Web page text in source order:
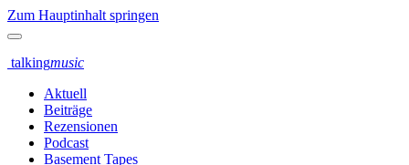
Zum Hauptinhalt springen
talkingmusic
Aktuell
Beiträge
Rezensionen
Podcast
Basement Tapes